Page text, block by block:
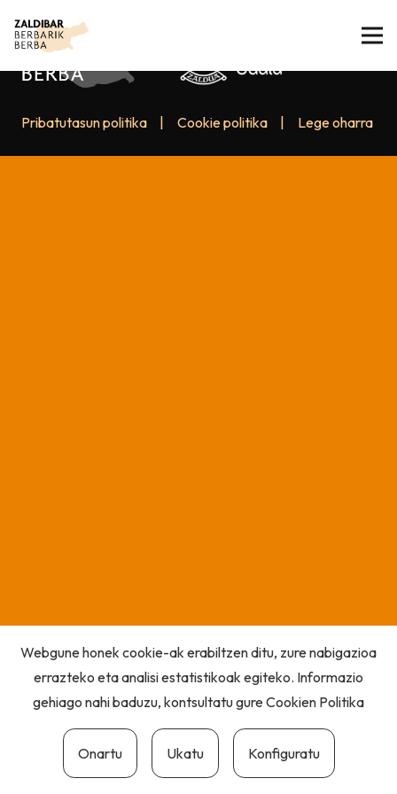
Pribatutasun politika Cookie politika Lege oharra
Webgune honek cookie-ak erabiltzen ditu, zure nabigazioa
errazteko eta analisi estatistikoak egiteko. Informazio
gehiago nahi baduzu, kontsultatu gureCookien Politika
Onartu Ukatu Konfiguratu